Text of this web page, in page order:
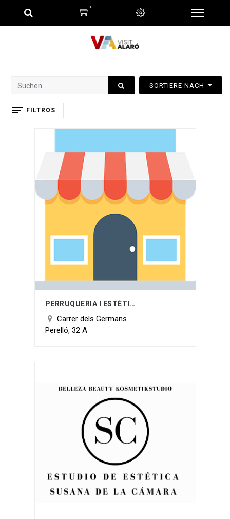
0
SORTIERE NACH
FILTROS
PERRUQUERIA I ESTÈTICA M. ALEJANDRA OLIVA
Carrer dels Germans
Perelló, 32 A